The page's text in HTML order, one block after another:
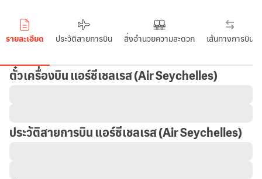
รายละเอียด ประวัติสายการบิน สิ่งอำนวยความสะดวก เส้นทางการบิน
ตั๋วเครื่องบิน แอร์ซีเชลเรส(Air Seychelles)
ประวัติสายการบิน แอร์ซีเชลเรส(Air Seychelles)